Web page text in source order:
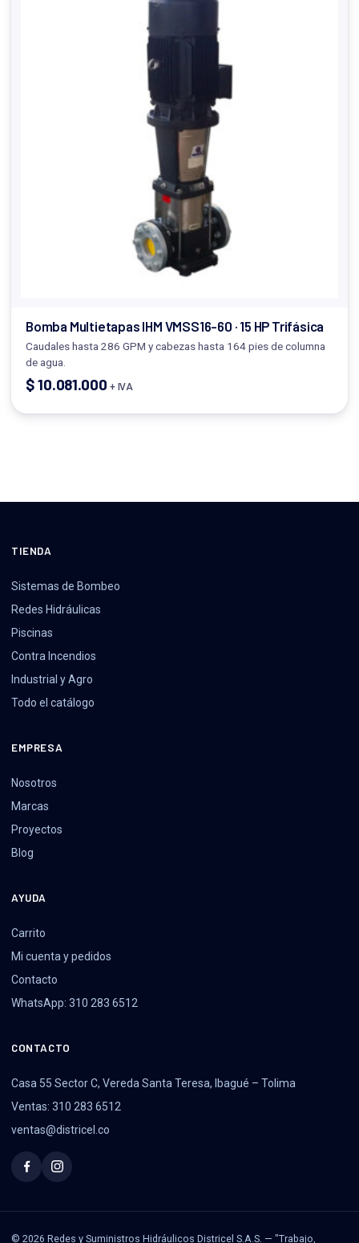
Bomba Multietapas IHM VMSS16-60 · 15 HP Trifásica
Caudales hasta 286 GPM y cabezas hasta 164 pies de columna
de agua.
$10.081.000 + IVA
TIENDA
Sistemas de Bombeo
Redes Hidráulicas
Piscinas
Contra Incendios
Industrial y Agro
Todo el catálogo
EMPRESA
Nosotros
Marcas
Proyectos
Blog
AYUDA
Carrito
Mi cuenta y pedidos
Contacto
WhatsApp: 310 283 6512
CONTACTO
Casa 55 Sector C, Vereda Santa Teresa, Ibagué – Tolima
Ventas: 310 283 6512
ventas@districel.co
© 2026 Redes y Suministros Hidráulicos Districel S.A.S. — "Trabajo,